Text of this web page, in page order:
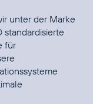
unter der Marke
für